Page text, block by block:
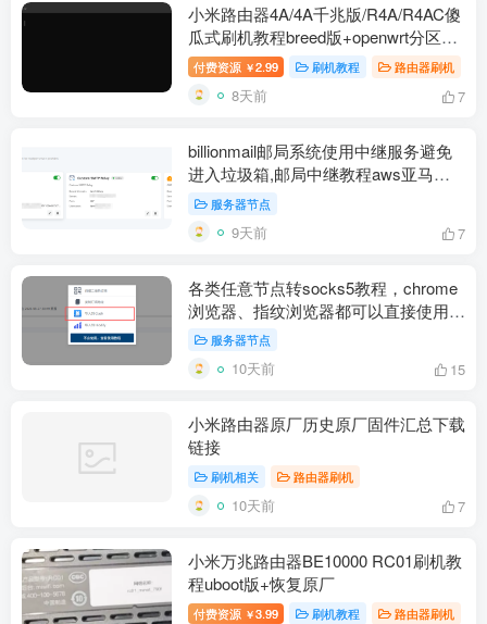
小米路由器4A/4A千兆版/R4A/R4AC傻
瓜式刷机教程breed版+openwrt分区版
支持V1V2+恢复原厂教程
付费资源 ￥2.99 刷机教程 路由器刷机
8天前 7
billionmail邮局系统使用中继服务避免
进入垃圾箱,邮局中继教程aws亚马逊
云设置resend免费中继
服务器节点
9天前 7
各类任意节点转socks5教程，chrome
浏览器、指纹浏览器都可以直接使用每
个窗口一个独立海外原生IP
服务器节点
10天前 15
小米路由器原厂历史原厂固件汇总下载
链接
刷机相关 路由器刷机
10天前 7
小米万兆路由器BE10000 RC01刷机教
程uboot版+恢复原厂
付费资源 ￥3.99 刷机教程 路由器刷机